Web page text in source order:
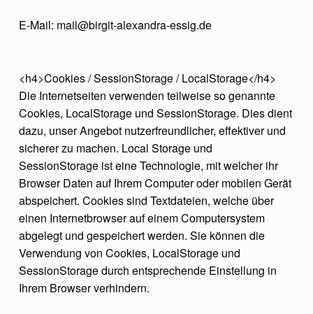
E-Mail: mail@birgit-alexandra-essig.de
<h4>Cookies / SessionStorage / LocalStorage</h4>
Die Internetseiten verwenden teilweise so genannte
Cookies, LocalStorage und SessionStorage. Dies dient
dazu, unser Angebot nutzerfreundlicher, effektiver und
sicherer zu machen. Local Storage und
SessionStorage ist eine Technologie, mit welcher ihr
Browser Daten auf Ihrem Computer oder mobilen Gerät
abspeichert. Cookies sind Textdateien, welche über
einen Internetbrowser auf einem Computersystem
abgelegt und gespeichert werden. Sie können die
Verwendung von Cookies, LocalStorage und
SessionStorage durch entsprechende Einstellung in
Ihrem Browser verhindern.